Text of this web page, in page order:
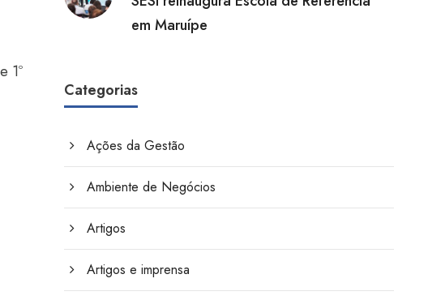
1º
em Maruípe
Categorias
Ações da Gestão
Ambiente de Negócios
Artigos
Artigos e imprensa